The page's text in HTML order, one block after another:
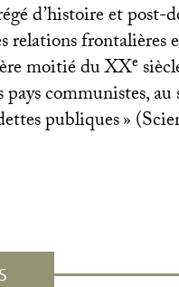
d’histoire et post-
relations frontalières
moitié duXXe
communistes,
publiques»